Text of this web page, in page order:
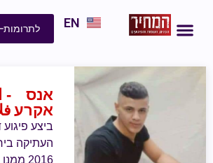
EN לתרומות
אנס
אקרע
-
ביצע
העתיקה
2016